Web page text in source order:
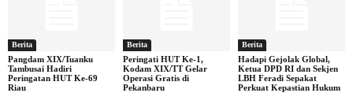
Berita
Pangdam XIX/Tuanku
Tambusai Hadiri
Peringatan HUT Ke-69
Riau
Berita
Peringati HUT Ke-1,
Kodam XIX/TT Gelar
Operasi Gratis di
Pekanbaru
Berita
Hadapi Gejolak Global,
Ketua DPD RI dan Sekjen
LBH Feradi Sepakat
Perkuat Kepastian Hukum